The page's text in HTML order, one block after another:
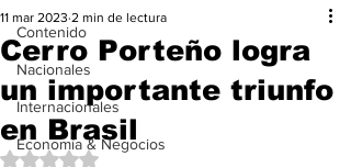
Contenido
Nacionales
Internacionales
Economía & Negocios
Cerro Porteño logra
un importante triunfo
en Brasil
11 mar 2023 2 min de lectura
Obtuvo NaN de 5 estrellas.